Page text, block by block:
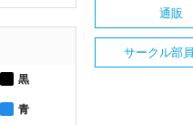
黒
青
通販
サークル部